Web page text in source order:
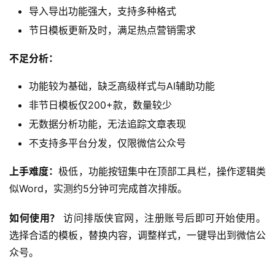
导入导出功能强大，支持多种格式
节日模板更新及时，满足热点营销需求
不足分析：
功能较为基础，缺乏高级样式与AI辅助功能
非节日模板仅200+款，数量较少
无数据分析功能，无法追踪文章表现
不支持多平台分发，仅限微信公众号
上手难度：极低，功能按钮集中在顶部工具栏，操作逻辑类
似Word，实测约5分钟可完成首次排版。
如何使用？
访问排版侠官网，注册账号后即可开始使用。
选择合适的模板，替换内容，调整样式，一键导出到微信公
众号。